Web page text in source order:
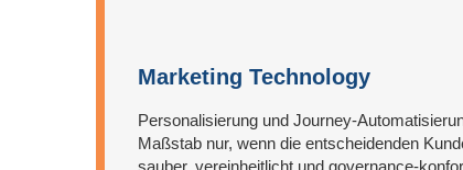
Marketing Technology
Personalisierung und Journey-
Maßstab nur, wenn die entscheidenden
sauber, vereinheitlicht und governance-